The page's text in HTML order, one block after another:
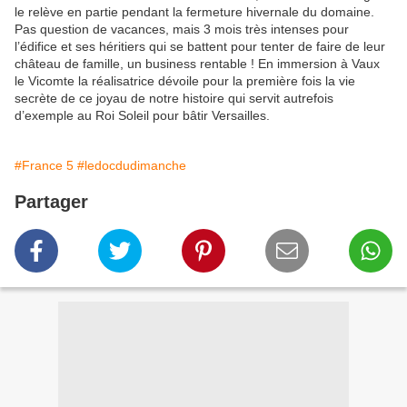
le relève en partie pendant la fermeture hivernale du domaine.
Pas question de vacances, mais 3 mois très intenses pour
l’édifice et ses héritiers qui se battent pour tenter de faire de leur
château de famille, un business rentable ! En immersion à Vaux
le Vicomte la réalisatrice dévoile pour la première fois la vie
secrète de ce joyau de notre histoire qui servit autrefois
d’exemple au Roi Soleil pour bâtir Versailles.
#France 5 #ledocdudimanche
Partager